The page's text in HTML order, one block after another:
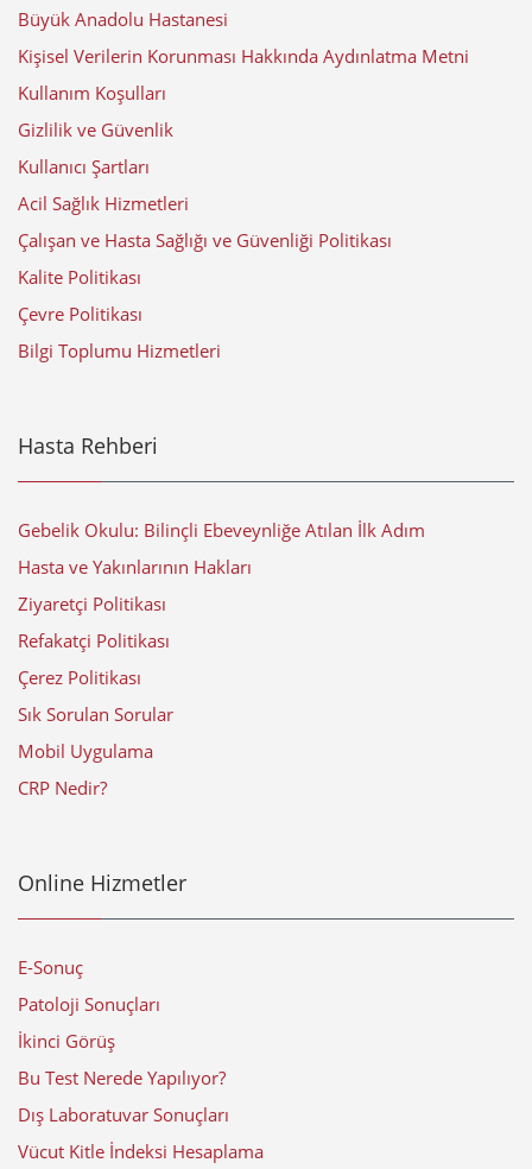
Büyük Anadolu Hastanesi
Kişisel Verilerin Korunması Hakkında Aydınlatma Metni
Kullanım Koşulları
Gizlilik ve Güvenlik
Kullanıcı Şartları
Acil Sağlık Hizmetleri
Çalışan ve Hasta Sağlığı ve Güvenliği Politikası
Kalite Politikası
Çevre Politikası
Bilgi Toplumu Hizmetleri
Hasta Rehberi
Gebelik Okulu: Bilinçli Ebeveynliğe Atılan İlk Adım
Hasta ve Yakınlarının Hakları
Ziyaretçi Politikası
Refakatçi Politikası
Çerez Politikası
Sık Sorulan Sorular
Mobil Uygulama
CRP Nedir?
Online Hizmetler
E-Sonuç
Patoloji Sonuçları
İkinci Görüş
Bu Test Nerede Yapılıyor?
Dış Laboratuvar Sonuçları
Vücut Kitle İndeksi Hesaplama